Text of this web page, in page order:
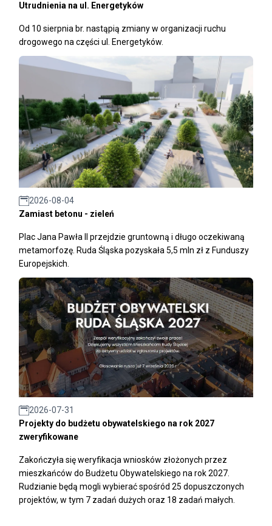
Utrudnienia na ul. Energetyków
Od 10 sierpnia br. nastąpią zmiany w organizacji ruchu
drogowego na części ul. Energetyków.
2026-08-04
Zamiast betonu - zieleń
Plac Jana Pawła II przejdzie gruntowną i długo oczekiwaną
metamorfozę. Ruda Śląska pozyskała 5,5 mln zł z Funduszy
Europejskich.
2026-07-31
Projekty do budżetu obywatelskiego na rok 2027
zweryfikowane
Zakończyła się weryfikacja wniosków złożonych przez
mieszkańców do Budżetu Obywatelskiego na rok 2027.
Rudzianie będą mogli wybierać spośród 25 dopuszczonych
projektów, w tym 7 zadań dużych oraz 18 zadań małych.